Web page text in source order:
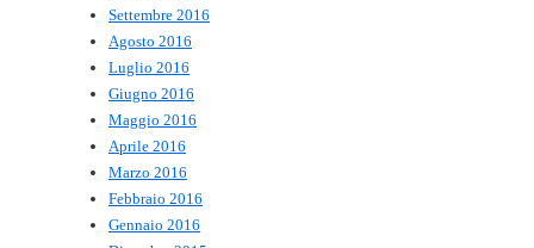
Settembre 2016
Agosto 2016
Luglio 2016
Giugno 2016
Maggio 2016
Aprile 2016
Marzo 2016
Febbraio 2016
Gennaio 2016